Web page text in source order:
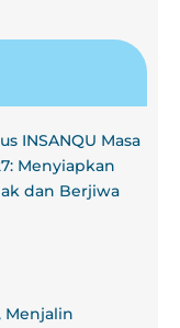
INSANQU Masa
Menyiapkan
dan Berjiwa
Menjalin